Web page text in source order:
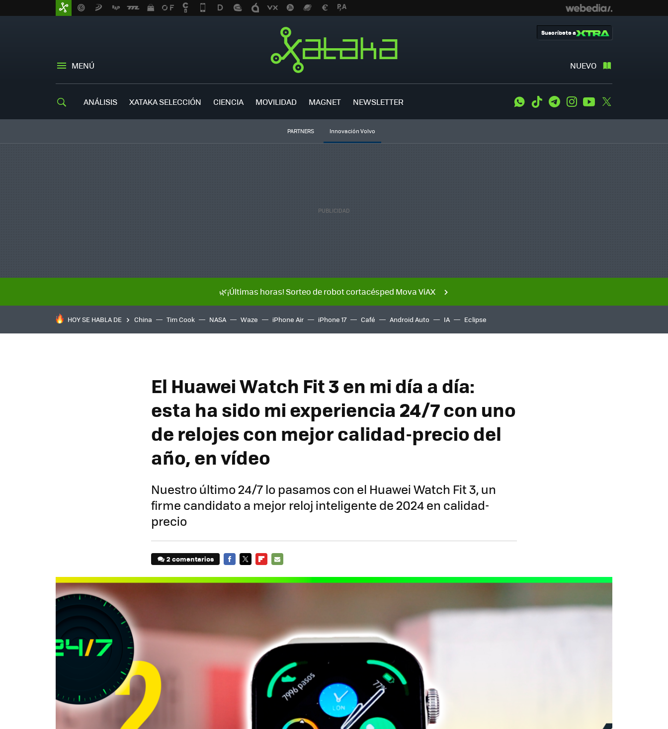
MENÚ NUEVO
Suscríbete a
ANÁLISIS XATAKA SELECCIÓN CIENCIA MOVILIDAD MAGNET NEWSLETTER WhatsApp
Tiktok TelegramInstagramYoutube
PARTNERS Innovación Volvo
🌿¡Últimas horas! Sorteo de robot cortacésped Mova ViAX
HOY SE HABLA DE China Tim Cook NASA Waze iPhone Air iPhone 17 Café Android Auto IA Eclipse
El Huawei Watch Fit 3 en mi día a día:
esta ha sido mi experiencia 24/7 con uno
de relojes con mejor calidad-precio del
año, en vídeo
Nuestro último 24/7 lo pasamos con el Huawei Watch Fit 3, un
firme candidato a mejor reloj inteligente de 2024 en calidad-
precio
2 comentarios
MAIL